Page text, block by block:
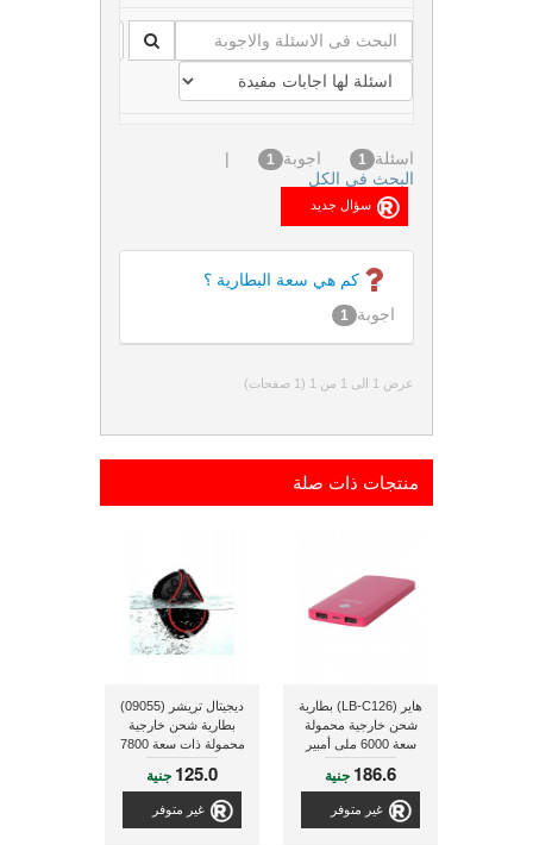
اسئلة 1 اجوبة 1
|
البحث فى الكل
كم هي سعة البطارية ؟
اجوبة 1
عرض 1 الى 1 من 1 (1 صفحات)
منتجات ذات صلة
هاير (LB-C126) بطارية
شحن خارجية محمولة
سعة 6000 ملى أمبير
186.6 جنية
غير متوفر
ديجيتال تريشر (09055)
بطارية شحن خارجية
محمولة ذات سعة 7800
مللى امبير
125.0 جنية
غير متوفر